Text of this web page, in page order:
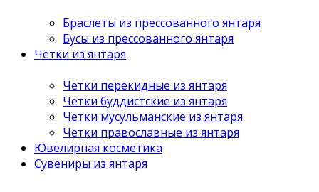
Браслеты из прессованного янтаря
Бусы из прессованного янтаря
Четки из янтаря
Четки перекидные из янтаря
Четки буддистские из янтаря
Четки мусульманские из янтаря
Четки православные из янтаря
Ювелирная косметика
Сувениры из янтаря